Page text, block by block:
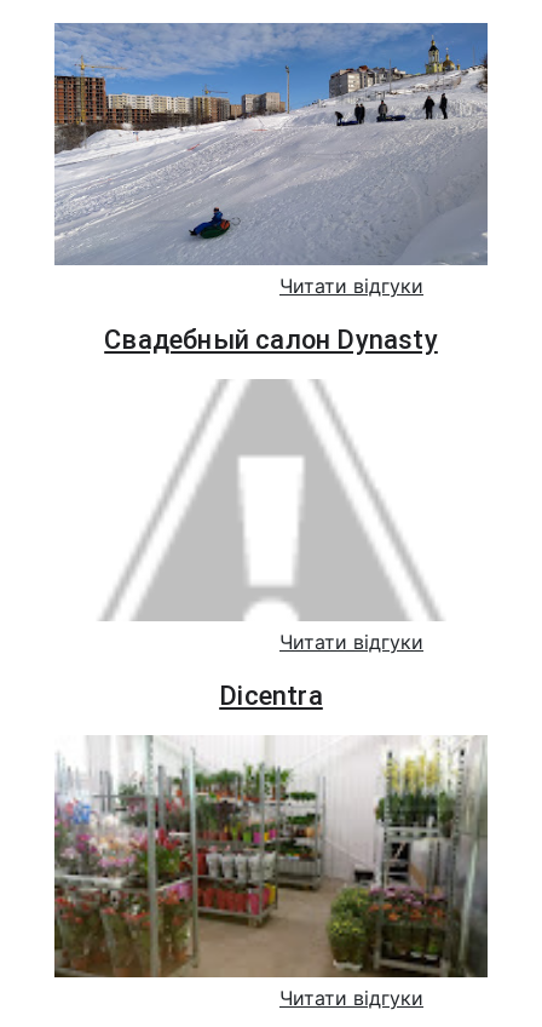
Читати відгуки
Свадебный салон Dynasty
Читати відгуки
Dicentra
Читати відгуки